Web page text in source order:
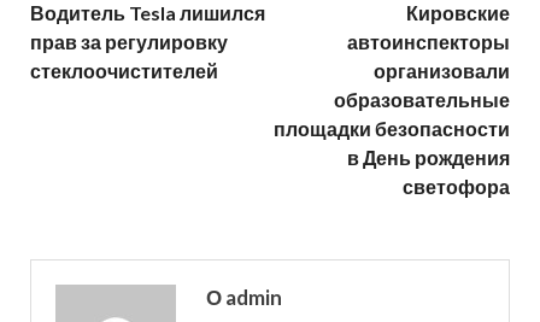
Водитель Tesla лишился
прав за регулировку
стеклоочистителей
Кировские
автоинспекторы
организовали
образовательные
площадки безопасности
в День рождения
светофора
О admin